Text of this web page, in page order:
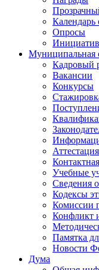
Календарь
Опросы
Муниципальная
Кадровый
Вакансии
Конкурсы
Учебные
Сведения
Кодексы
Комиссии
Конфликт
Памятка
Новости
Дума